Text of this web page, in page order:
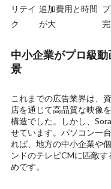
リテイ
ク
追加費用と時間
が大
中小企業がプロ級
景
これまでの広告業界は、
店を通じて高品質な映像
構造でした。しかし、
せています。パソコン一
れば、地方の中小企業や
ンドのテレビCMに匹敵
めです。